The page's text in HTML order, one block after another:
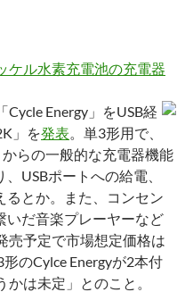
ケル水素充電池の充電器
Energy」をUSB経
」を発表。単3形用で、
らの一般的な充電器機能
USBポートへの給電、
るとか。また、コンセン
いだ音楽プレーヤーなど
売予定で市場想定価格は
のCylce Energyが2本付
は未定」とのこと。